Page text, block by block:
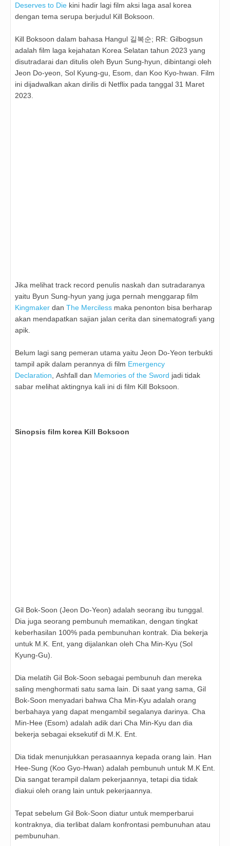
Deserves to Die kini hadir lagi film aksi laga asal korea
dengan tema serupa berjudul Kill Boksoon.
Kill Boksoon dalam bahasa Hangul 길복순; RR: Gilbogsun
adalah film laga kejahatan Korea Selatan tahun 2023 yang
disutradarai dan ditulis oleh Byun Sung-hyun, dibintangi oleh
Jeon Do-yeon, Sol Kyung-gu, Esom, dan Koo Kyo-hwan. Film
ini dijadwalkan akan dirilis di Netflix pada tanggal 31 Maret
2023.
Jika melihat track record penulis naskah dan sutradaranya
yaitu Byun Sung-hyun yang juga pernah menggarap film
Kingmaker dan The Merciless maka penonton bisa berharap
akan mendapatkan sajian jalan cerita dan sinematografi yang
apik.
Belum lagi sang pemeran utama yaitu Jeon Do-Yeon terbukti
tampil apik dalam perannya di film Emergency
Declaration , Ashfall dan Memories of the Sword jadi tidak
sabar melihat aktingnya kali ini di film Kill Boksoon.
Sinopsis film korea Kill Boksoon
Gil Bok-Soon (Jeon Do-Yeon) adalah seorang ibu tunggal.
Dia juga seorang pembunuh mematikan, dengan tingkat
keberhasilan 100% pada pembunuhan kontrak. Dia bekerja
untuk M.K. Ent, yang dijalankan oleh Cha Min-Kyu (Sol
Kyung-Gu).
Dia melatih Gil Bok-Soon sebagai pembunuh dan mereka
saling menghormati satu sama lain. Di saat yang sama, Gil
Bok-Soon menyadari bahwa Cha Min-Kyu adalah orang
berbahaya yang dapat mengambil segalanya darinya. Cha
Min-Hee (Esom) adalah adik dari Cha Min-Kyu dan dia
bekerja sebagai eksekutif di M.K. Ent.
Dia tidak menunjukkan perasaannya kepada orang lain. Han
Hee-Sung (Koo Gyo-Hwan) adalah pembunuh untuk M.K Ent.
Dia sangat terampil dalam pekerjaannya, tetapi dia tidak
diakui oleh orang lain untuk pekerjaannya.
Tepat sebelum Gil Bok-Soon diatur untuk memperbarui
kontraknya, dia terlibat dalam konfrontasi pembunuhan atau
pembunuhan.